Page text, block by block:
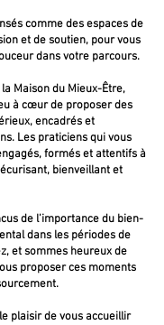
comme des espaces de
et de soutien, pour vous
dans votre parcours.
Maison du Mieux-Être,
à cœur de proposer des
encadrés et
Les praticiens qui vous
formés et attentifs à
bienveillant et
de l’importance du bien-
dans les périodes de
et sommes heureux de
proposer ces moments
plaisir de vous accueillir